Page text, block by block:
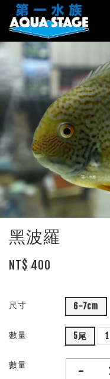
黑波羅
NT$ 400
尺寸 6-7cm
數量 5尾
數量 -